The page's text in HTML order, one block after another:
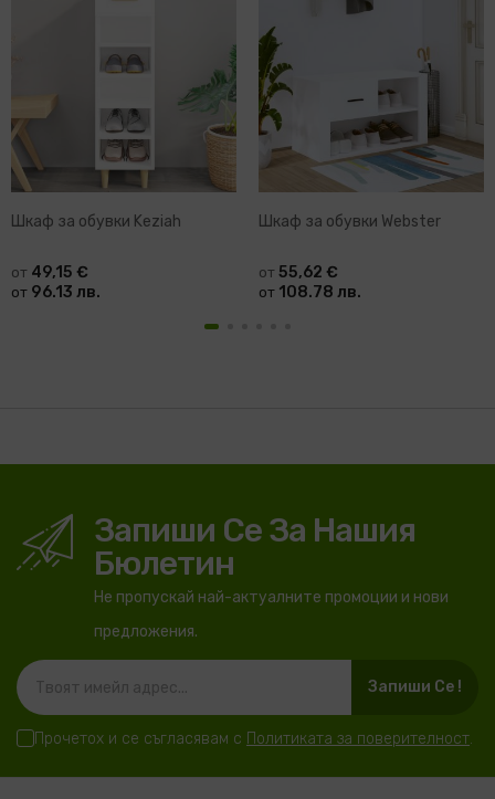
Шкаф за обувки Keziah
от 49,15 €
от 96.13 лв.
Шкаф за обувки Webster
от 55,62 €
от 108.78 лв.
Запиши Се За Нашия
Бюлетин
Не пропускай най-актуалните промоции и нови
предложения.
Запиши Се !
Прочетох и се съгласявам с Политиката за поверителност.